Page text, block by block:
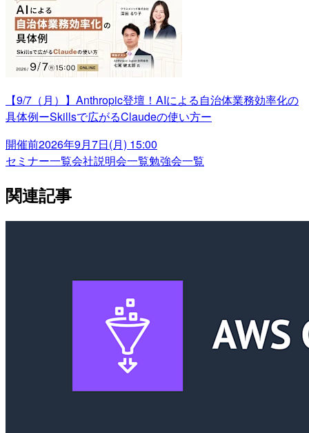
【9/7（月）】Anthropic登壇！AIによる自治体業務効率化の
具体例ーSkillsで広がるClaudeの使い方ー
開催前2026年9月7日(月) 15:00
セミナー一覧会社説明会一覧勉強会一覧
関連記事